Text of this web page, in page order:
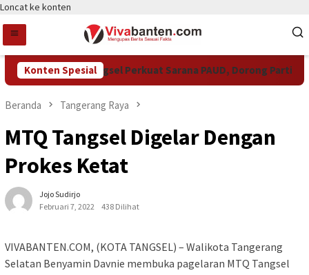
Loncat ke konten
Konten Spesial
Pemkot Tangsel Perkuat Sarana PAUD, Dorong Partisipasi
Beranda Tangerang Raya
MTQ Tangsel Digelar Dengan
Prokes Ketat
Jojo Sudirjo
Februari 7, 2022
438 Dilihat
VIVABANTEN.COM, (KOTA TANGSEL) – Walikota Tangerang
Selatan Benyamin Davnie membuka pagelaran MTQ Tangsel